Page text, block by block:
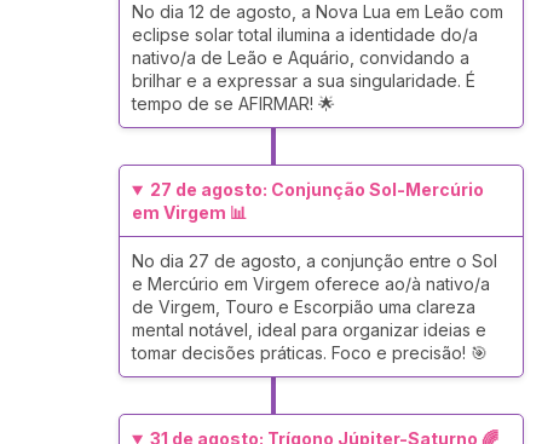
No dia 12 de agosto, a Nova Lua em Leão com
eclipse solar total ilumina a identidade do/a
nativo/a de Leão e Aquário, convidando a
brilhar e a expressar a sua singularidade. É
tempo de se AFIRMAR! 🌟
27 de agosto: Conjunção Sol-Mercúrio
em Virgem 📊
No dia 27 de agosto, a conjunção entre o Sol
e Mercúrio em Virgem oferece ao/à nativo/a
de Virgem, Touro e Escorpião uma clareza
mental notável, ideal para organizar ideias e
tomar decisões práticas. Foco e precisão! 🎯
31 de agosto: Trígono Júpiter-Saturno 🌈